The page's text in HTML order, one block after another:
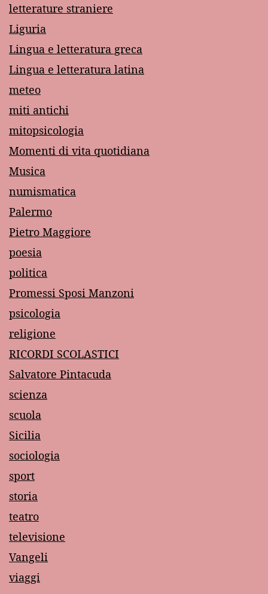
letterature straniere
Liguria
Lingua e letteratura greca
Lingua e letteratura latina
meteo
miti antichi
mitopsicologia
Momenti di vita quotidiana
Musica
numismatica
Palermo
Pietro Maggiore
poesia
politica
Promessi Sposi Manzoni
psicologia
religione
RICORDI SCOLASTICI
Salvatore Pintacuda
scienza
scuola
Sicilia
sociologia
sport
storia
teatro
televisione
Vangeli
viaggi